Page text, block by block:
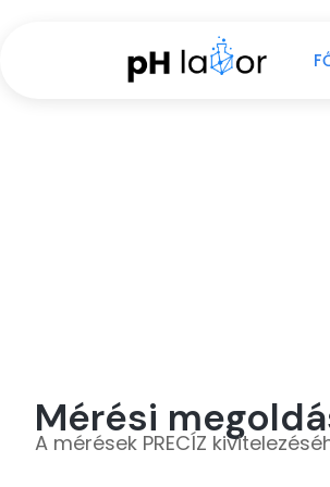
Mérési
A mérések PRECÍZ